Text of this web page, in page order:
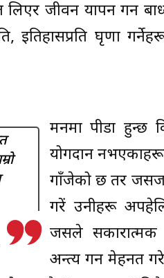
लिएर जीवन यापन गर्न
घृणा
मनमा पीडा हुन्छ
योगदान
गाँजेको छ तर
गरें उनीहरू
जसले सकारात्मक
अन्त्य गर्न मेहनत